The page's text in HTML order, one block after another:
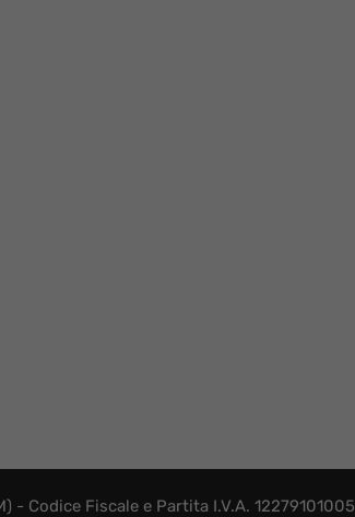
- Codice Fiscale e Partita I.V.A. 12279101005